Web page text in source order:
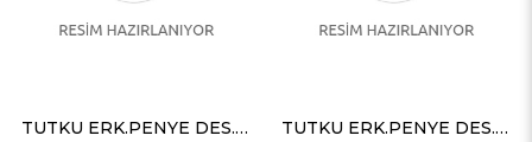
TUTKU ERK.PENYE DES. BOXER / 0116 -L TUTKU ERK.PENYE DES. BOXER / 0116 -L